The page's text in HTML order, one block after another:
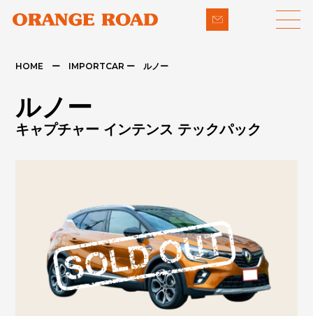
- 輸入車
CONTACT
PRIVACY POLICY
HOME ー IMPORTCAR ー ルノー
ルノー
キャプチャー インテンス テックパック